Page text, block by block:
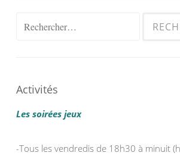
Rechercher :
Activités
Les soirées jeux
-Tous les vendredis de 18h30 à minuit